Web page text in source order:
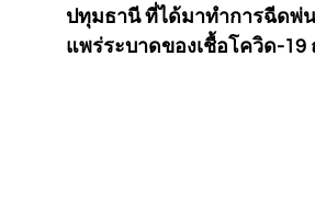
ปทุมธานี ที่ได้มาทำการฉีดพ่น
แพร่ระบาดของเชื้อโควิด-